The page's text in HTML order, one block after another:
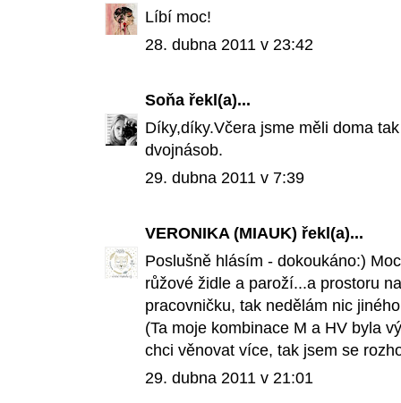
Líbí moc!
28. dubna 2011 v 23:42
Soňa řekl(a)...
Díky,díky.Včera jsme měli doma
dvojnásob.
29. dubna 2011 v 7:39
VERONIKA (MIAUK) řekl(a)...
Poslušně hlásím - dokoukáno:)
růžové židle a paroží...a prostoru
pracovničku, tak nedělám nic
(Ta moje kombinace M a HV byla
chci věnovat více, tak jsem se
29. dubna 2011 v 21:01